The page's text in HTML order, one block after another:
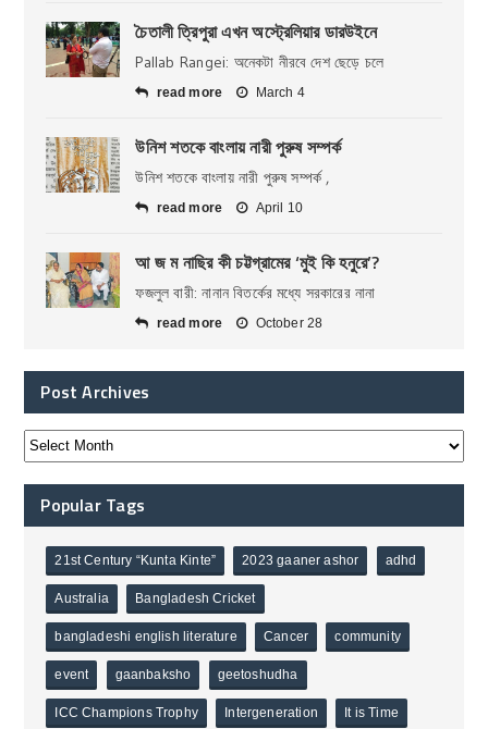
চৈতালী ত্রিপুরা এখন অস্ট্রেলিয়ার ডারউইনে
Pallab Rangei: অনেকটা নীরবে দেশ ছেড়ে চলে
read more March 4
উনিশ শতকে বাংলায় নারী পুরুষ সম্পর্ক
উনিশ শতকে বাংলায় নারী পুরুষ সম্পর্ক ,
read more April 10
আ জ ম নাছির কী চট্টগ্রামের ‘মুই কি হনুরে’?
ফজলুল বারী: নানান বিতর্কের মধ্যে সরকারের নানা
read more October 28
Post Archives
Popular Tags
21st Century “Kunta Kinte” 2023 gaaner ashor adhd
Australia Bangladesh Cricket
bangladeshi english literature Cancer community
event gaanbaksho geetoshudha
ICC Champions Trophy Intergeneration It is Time